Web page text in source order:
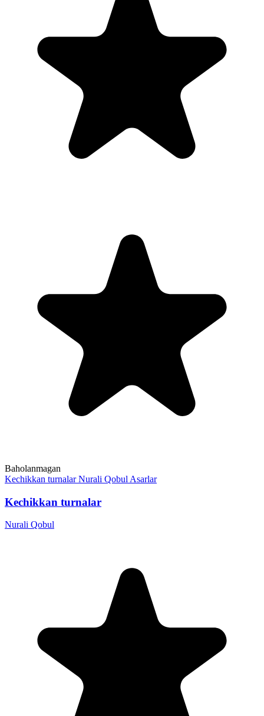
Baholanmagan
Kechikkan turnalar Nurali Qobul Asarlar
Kechikkan turnalar
Nurali Qobul